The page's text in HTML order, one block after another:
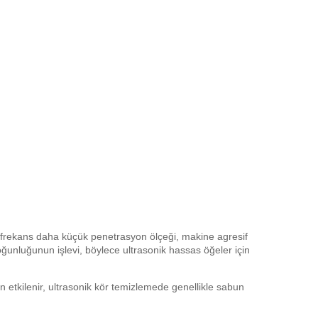
daha küçük penetrasyon ölçeği, makine agresif
işlevi, böylece ultrasonik hassas öğeler için
etkilenir, ultrasonik kör temizlemede genellikle sabun